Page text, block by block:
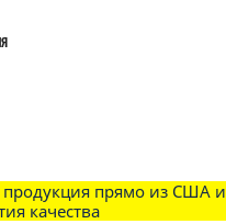
прямо из США и
качества